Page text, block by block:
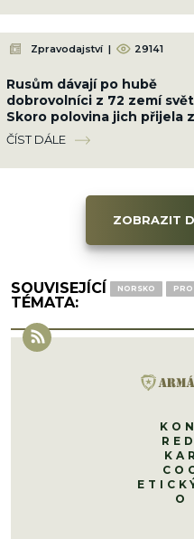
Zpravodajství | 29141
Rusům dávají po hubě
dobrovolníci z 72 zemí
Skoro polovina jich přijela z
Latinské Ameriky
ČÍST DÁLE
ZOBRAZIT
SOUVISEJÍCÍ
TÉMATA:
NORSKO
O